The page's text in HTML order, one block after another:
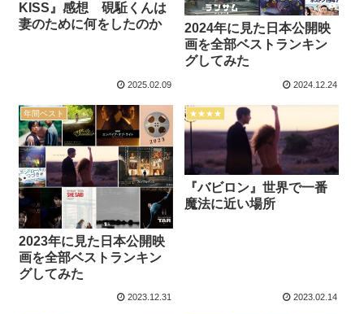
KISS』感想 硯駈くんは
妻のために何をしたのか
2025.02.09
2024年に見た日本公開映
画を全部ベストランキン
グしてみた
2024.12.24
年間ベスト
2023年に見た日本公開映
画を全部ベストランキン
グしてみた
2023.12.31
★★★★
『バビロン』世界で一番
魔法に近い場所
2023.02.14